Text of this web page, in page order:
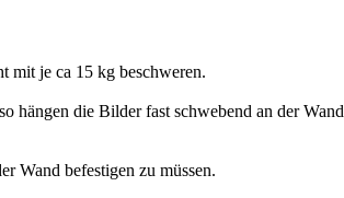
mit je ca 15 kg beschweren.
hängen die Bilder fast schwebend an der Wand
Wand befestigen zu müssen.